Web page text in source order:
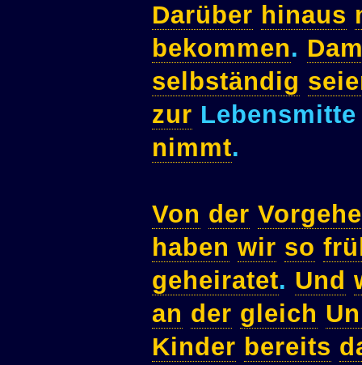
Darüber hinaus
bekommen.
selbständig
zur
nimmt.
Von der
haben wir so
geheiratet. Und
an der gleich
Kinder bereits